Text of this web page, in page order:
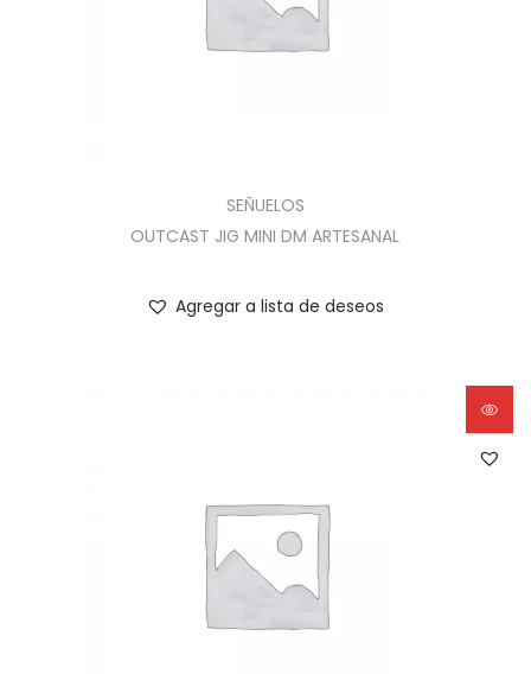
SEÑUELOS
OUTCAST JIG MINI DM ARTESANAL
Agregar a lista de deseos